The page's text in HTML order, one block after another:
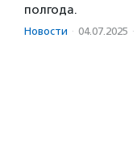
полгода.
Новости · 04.07.2025 ·